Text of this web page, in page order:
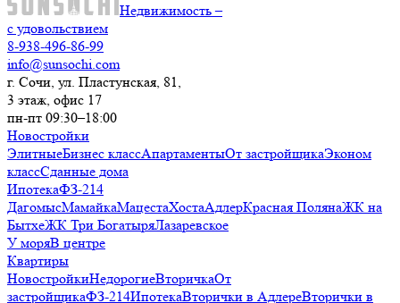
Недвижимость –
с удовольствием
8-938-496-86-99
info@sunsochi.com
г. Сочи, ул. Пластунская, 81,
3 этаж, офис 17
пн-пт 09:30–18:00
Новостройки
ЭлитныеБизнес классАпартаментыОт застройщикаЭконом
классСданные дома
ИпотекаФЗ-214
ДагомысМамайкаМацестаХостаАдлерКрасная ПолянаЖК на
БытхеЖК Три БогатыряЛазаревское
У моряВ центре
Квартиры
НовостройкиНедорогиеВторичкаОт
застройщикаФЗ-214ИпотекаВторички в АдлереВторички в